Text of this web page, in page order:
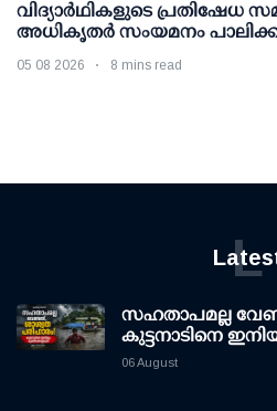
വിദ്യാര്‍ഥികളുടെ പ്രതിഷേധ
അധികൃതര്‍ സംയമനം
05 08 2026 8 mins read
L
സഹതാപമല്ല
കുട്ടനാടിനെ
06 August